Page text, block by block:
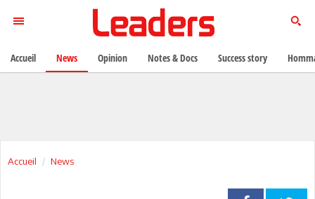
Accueil News
Accueil News Opinion Notes & Docs Success story